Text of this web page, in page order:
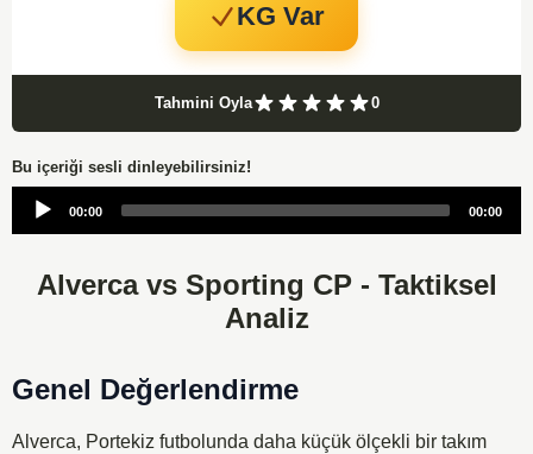
KG Var
Tahmini Oyla 0
Bu içeriği sesli dinleyebilirsiniz!
Audio
00:00 00:00
Alverca vs Sporting CP - Taktiksel
Analiz
Genel Değerlendirme
Alverca, Portekiz futbolunda daha küçük ölçekli bir takım